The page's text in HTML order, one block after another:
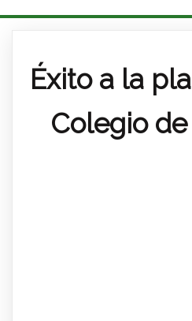
Éxito a la
Colegio